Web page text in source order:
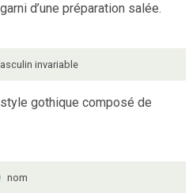
d’une préparation salée.
invariable
gothique composé de
nom